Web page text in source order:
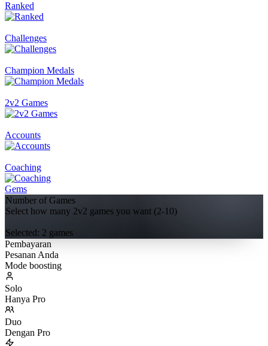
Ranked
Challenges
Champion Medals
2v2 Games
Accounts
Coaching
Gems
Number of Games
Select how many 2v2 games you want (2-10)
Selected: 2 games
Pembayaran
Pesanan Anda
Mode boosting
Solo
Hanya Pro
Duo
Dengan Pro